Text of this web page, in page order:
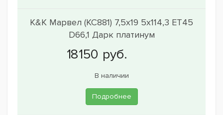
K&K Марвел (КС881) 7,5x19 5x114,3 ET45
D66,1 Дарк платинум
В наличии
Подробнее